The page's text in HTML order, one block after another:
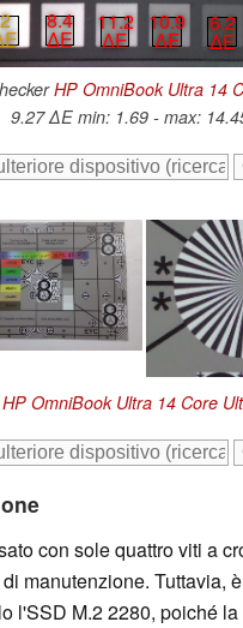
2
8.4
∆E
11.2
∆E
10.9
∆E
6.2
∆E
HP OmniBook Ultra 14
9.27 ∆E min: 1.69 - max:
HP OmniBook Ultra 14 Core
con sole quattro viti a
manutenzione. Tuttavia,
l'SSD M.2 2280, poiché